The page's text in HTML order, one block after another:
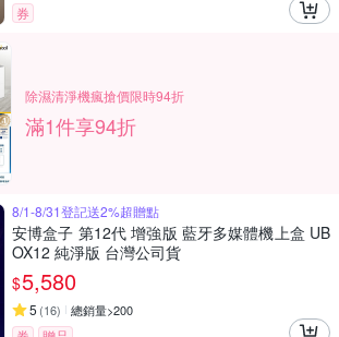
券
除濕清淨機瘋搶價限時94折
滿1件享94折
8/1-8/31登記送2%超贈點
安博盒子 第12代 增強版 藍牙多媒體機上盒 UB
OX12 純淨版 台灣公司貨
$5,580
5 (16) 總銷量>200